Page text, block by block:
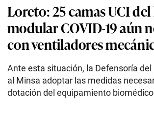
Loreto: 25 camas UCI
modular COVID-19 aún
con ventiladores
Ante esta situación, la Defensoría
al Minsa adoptar las medidas
dotación del equipamiento